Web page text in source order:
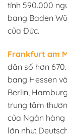
tính 590.000
bang Baden
của Đức.
Frankfurt am
dân số hơn
bang Hessen
Berlin,
trung tâm
của Ngân hàng
lớn như: